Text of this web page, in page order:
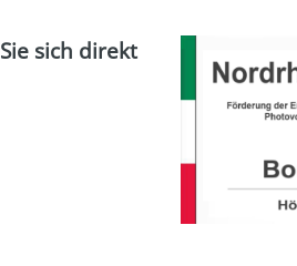
sich direkt